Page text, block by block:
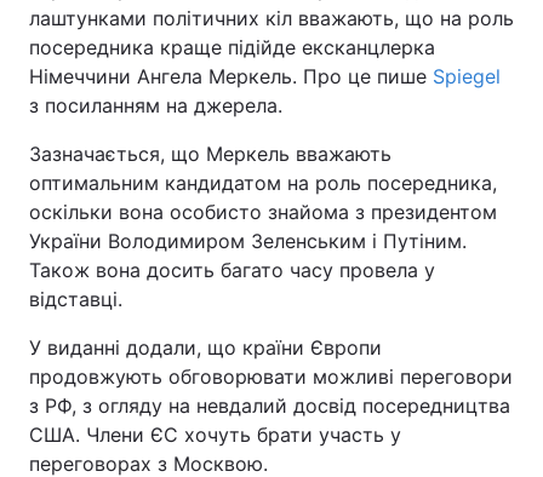
Техно і зв'язок Лайт
Зброя
Здоров'я Туризм
Цікавинки Погода
Екологія Регіони
Відео з Youtube Статті
лаштунками політичних кіл вважають, що на роль
посередника краще підійде ексканцлерка
Німеччини Ангела Меркель. Про це пише Spiegel
з посиланням на джерела.
Зазначається, що Меркель вважають
оптимальним кандидатом на роль посередника,
оскільки вона особисто знайома з президентом
України Володимиром Зеленським і Путіним.
Також вона досить багато часу провела у
відставці.
У виданні додали, що країни Європи
продовжують обговорювати можливі переговори
з РФ, з огляду на невдалий досвід посередництва
США. Члени ЄС хочуть брати участь у
переговорах з Москвою.